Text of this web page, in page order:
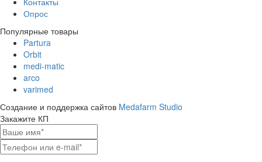
Опрос
Популярные товары
Partura
Orbit
medi-matic
arco
varimed
Создание и поддержка сайтов Medafarm Studio
Закажите КП